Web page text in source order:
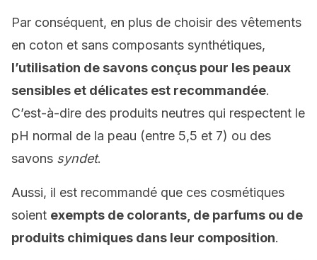
Par conséquent, en plus de choisir des vêtements
en coton et sans composants synthétiques,
l’utilisation de savons conçus pour les peaux
sensibles et délicates est recommandée.
C’est-à-dire des produits neutres qui respectent le
pH normal de la peau (entre 5,5 et 7) ou des
savons syndet.
Aussi, il est recommandé que ces cosmétiques
soient exempts de colorants, de parfums ou de
produits chimiques dans leur composition.